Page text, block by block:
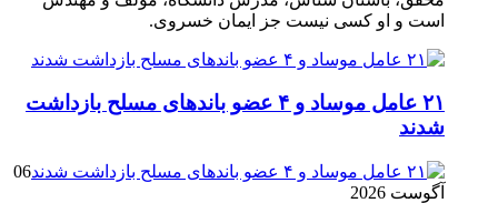
است و او کسی نیست جز ایمان خسروی.
۲۱ عامل موساد و ۴ عضو باند‌های مسلح بازداشت
شدند
06
آگوست 2026